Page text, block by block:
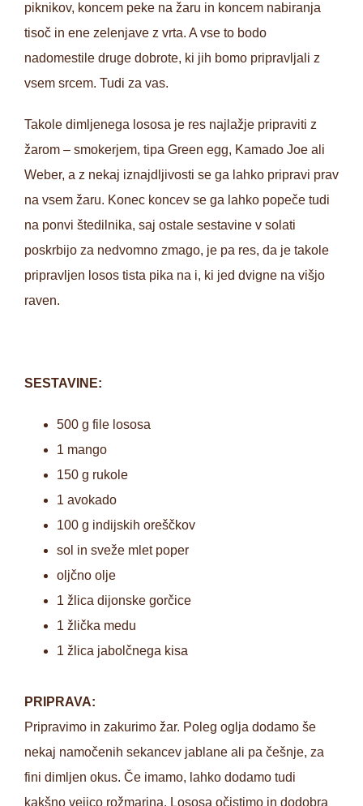
piknikov, koncem peke na žaru in koncem nabiranja
tisoč in ene zelenjave z vrta. A vse to bodo
nadomestile druge dobrote, ki jih bomo pripravljali z
vsem srcem. Tudi za vas.
Takole dimljenega lososa je res najlažje pripraviti z
žarom – smokerjem, tipa Green egg, Kamado Joe ali
Weber, a z nekaj iznajdljivosti se ga lahko pripravi prav
na vsem žaru. Konec koncev se ga lahko popeče tudi
na ponvi štedilnika, saj ostale sestavine v solati
poskrbijo za nedvomno zmago, je pa res, da je takole
pripravljen losos tista pika na i, ki jed dvigne na višjo
raven.
SESTAVINE:
500 g file lososa
1 mango
150 g rukole
1 avokado
100 g indijskih oreščkov
sol in sveže mlet poper
oljčno olje
1 žlica dijonske gorčice
1 žlička medu
1 žlica jabolčnega kisa
PRIPRAVA:
Pripravimo in zakurimo žar. Poleg oglja dodamo še
nekaj namočenih sekancev jablane ali pa češnje, za
fini dimljen okus. Če imamo, lahko dodamo tudi
kakšno vejico rožmarina. Lososa očistimo in dodobra